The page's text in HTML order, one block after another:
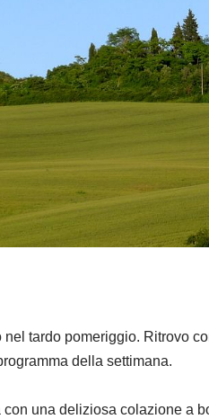
tardo pomeriggio. Ritrovo
della settimana.
una deliziosa colazione a